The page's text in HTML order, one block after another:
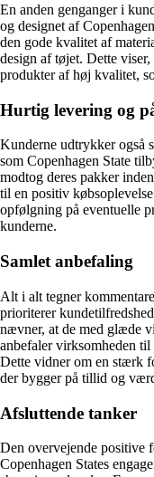
En anden genganger i
og designet af
den gode kvalitet af
design af tøjet. Dette
produkter af høj kvalitet,
Hurtig levering og
Kunderne udtrykker også
som Copenhagen State
modtog deres pakker
til en positiv
opfølgning på eventuelle
kunderne.
Samlet anbefaling
Alt i alt tegner
prioriterer
nævner, at de med glæde
anbefaler virksomheden til
Dette vidner om en stærk
der bygger på tillid og
Afsluttende tanker
Den overvejende positive
Copenhagen States